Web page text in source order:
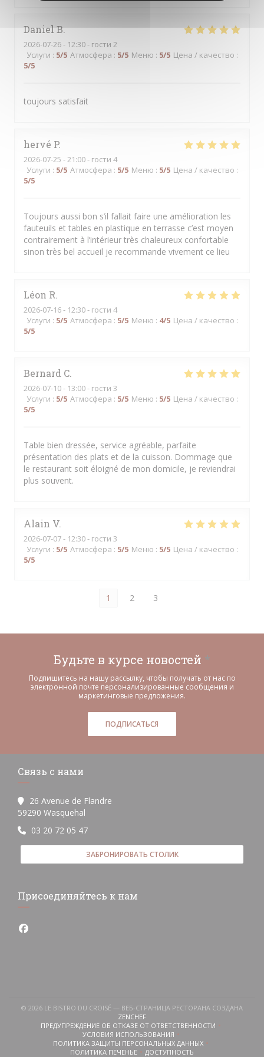
DanielB
2026-07-26- 12:30 - гости 2
Услуги : 5/5 Атмосфера : 5/5 Меню : 5/5 Цена / качество :
5/5
toujours satisfait
hervé P
2026-07-25 - 21:00 - гости 4
Услуги : 5/5 Атмосфера : 5/5 Меню : 5/5 Цена / качество :
5/5
Toujours aussi bon s’il fallait faire une amélioration les
fauteuils et tables en plastique en terrasse c’est moyen
contrairement à l’intérieur très chaleureux confortable
sinon très bel accueil je recommande vivement ce lieu
Léon R
2026-07-16- 12:30 - гости 4
Услуги : 5/5 Атмосфера : 5/5 Меню : 4/5 Цена / качество :
5/5
Bernard C
2026-07-10- 13:00 - гости 3
Услуги : 5/5 Атмосфера : 5/5 Меню : 5/5 Цена / качество :
5/5
Table bien dressée, service agréable, parfaite
présentation des plats et de la cuisson. Dommage que
le restaurant soit éloigné de mon domicile, je reviendrai
plus souvent.
Alain V
2026-07-07- 12:30 - гости 3
Услуги : 5/5 Атмосфера : 5/5 Меню : 5/5 Цена / качество :
5/5
1 2 3
Будьте в курсе новостей *
Подпишитесь на нашу рассылку, чтобы получать от нас по
электронной почте персонализированные сообщения и
маркетинговые предложения.
ПОДПИСАТЬСЯ
Связь с нами
26 Avenue de Flandre
59290 Wasquehal
03 20 72 05 47
ЗАБРОНИРОВАТЬ СТОЛИК
Присоединяйтесь к нам
Facebook ((открывается в новом окне))
© 2026 LE BISTRO DU CROISÉ — ВЕБ-СТРАНИЦА РЕСТОРАНА СОЗДАНА
ZENCHEF((ОТКРЫВАЕТСЯ В НОВОМ ОКНЕ))
ПРЕДУПРЕЖДЕНИЕ ОБ ОТКАЗЕ ОТ ОТВЕТСТВЕННОСТИ
((ОТКРЫВАЕТСЯ В НОВОМ ОКНЕ))
УСЛОВИЯ ИСПОЛЬЗОВАНИЯ((ОТКРЫВАЕТСЯ В НОВОМ ОКНЕ))
ПОЛИТИКА ЗАЩИТЫ ПЕРСОНАЛЬНЫХ ДАННЫХ
((ОТКРЫВАЕТСЯ В НОВОМ ОКНЕ))
ПОЛИТИКА ПЕЧЕНЬЕ ДОСТУПНОСТЬ